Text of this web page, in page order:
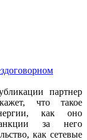
партнер
что такое
как оно
за него
как сетевые